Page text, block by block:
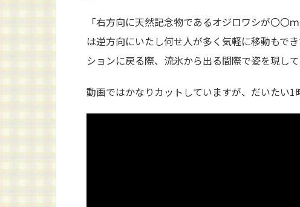
「右方向に天然記念物であるオジロワシが〇
は逆方向にいたし何せ人が多く気軽に移動もで
ションに戻る際、流氷から出る間際で姿を現して
動画ではかなりカットしていますが、だいたい1